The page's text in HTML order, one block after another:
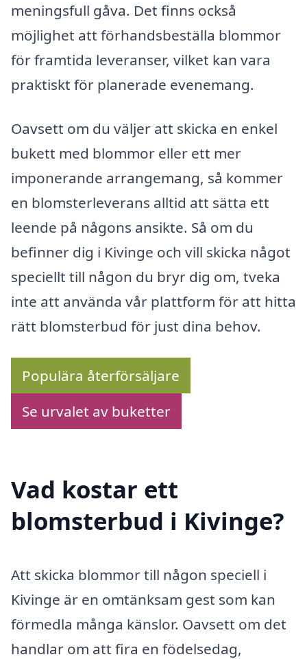
meningsfull gåva. Det finns också
möjlighet att förhandsbeställa blommor
för framtida leveranser, vilket kan vara
praktiskt för planerade evenemang.
Oavsett om du väljer att skicka en enkel
bukett med blommor eller ett mer
imponerande arrangemang, så kommer
en blomsterleverans alltid att sätta ett
leende på någons ansikte. Så om du
befinner dig i Kivinge och vill skicka något
speciellt till någon du bryr dig om, tveka
inte att använda vår plattform för att hitta
rätt blomsterbud för just dina behov.
Populära återförsäljare
Se urvalet av buketter
Vad kostar ett
blomsterbud i Kivinge?
Att skicka blommor till någon speciell i
Kivinge är en omtänksam gest som kan
förmedla många känslor. Oavsett om det
handlar om att fira en födelsedag,